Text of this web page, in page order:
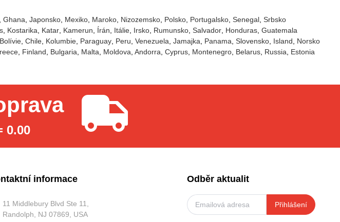
Ghana Japonsko Mexiko Maroko Nizozemsko Polsko Portugalsko Senegal Srbsko
Kostarika Katar Kamerun Írán Itálie Irsko Rumunsko Salvador Honduras Guatemala
Bolívie Chile Kolumbie Paraguay Peru Venezuela Jamajka Panama Slovensko Island
Norsko
Finland Bulgaria Malta Moldova Andorra Cyprus Montenegro Belarus Russia
Estonia
0.00
informace
11 Middlebury Blvd Ste 11,
Randolph, NJ 07869, USA
Odběr aktualit
Přihlášení